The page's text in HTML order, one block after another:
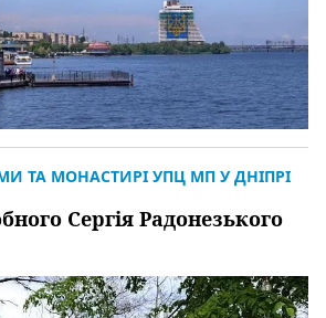
Сергія Радонезького
ТА МОНАСТИРІ УПЦ МП У ДНІПРІ